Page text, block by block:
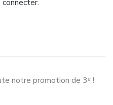
notre promotion de 3ᵉ !